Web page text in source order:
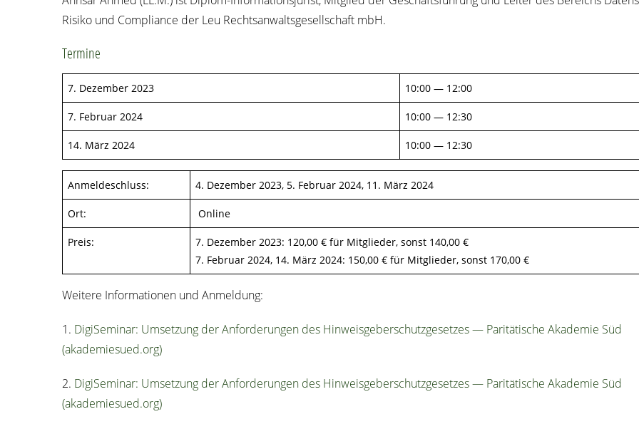
Risi­ko und Com­pli­ance der Leu Rechts­an­walts­ge­sell­schaft mbH.
Ter­mi­ne
7. Dezem­ber 2023 10:00 — 12:00
7. Febru­ar 2024 10:00 — 12:30
14. März 2024 10:00 — 12:30
Anmel­de­schluss: 4. Dezem­ber 2023, 5. Febru­ar 2024, 11. März 2024
Ort: Online
Preis:
7. Dezem­ber 2023: 120,00 € für Mit­glie­der, sonst 140,00 €
7. Febru­ar 2024, 14. März 2024: 150,00 € für Mit­glie­der, sonst 170,00 €
Wei­te­re Infor­ma­tio­nen und Anmeldung:
1. Digi­Se­mi­nar: Umset­zung der Anfor­de­run­gen des Hin­weis­ge­ber­schutz­ge­set­zes — Pari­tä­ti­sche Aka­de­mie Süd
(akademiesued.org)
2. Digi­Se­mi­nar: Umset­zung der Anfor­de­run­gen des Hin­weis­ge­ber­schutz­ge­set­zes — Pari­tä­ti­sche Aka­de­mie Süd
(akademiesued.org)